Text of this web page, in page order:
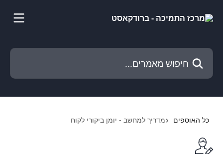
חיפוש מאמרים...
כל האוספים מדריך למחשב - יומן ביקורי לקוח